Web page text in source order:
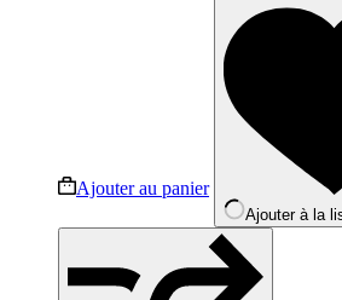
Ajouter au panier
Ajouter à la